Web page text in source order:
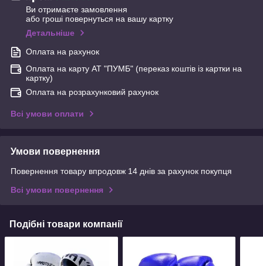
Ви отримаєте замовлення
або гроші повернуться на вашу картку
Детальніше
Оплата на рахунок
Оплата на карту АТ "ПУМБ" (переказ коштів із картки на
картку)
Оплата на розрахунковий рахунок
Всі умови оплати
Умови повернення
Повернення товару впродовж 14 днів за рахунок покупця
Всі умови повернення
Подібні товари компанії